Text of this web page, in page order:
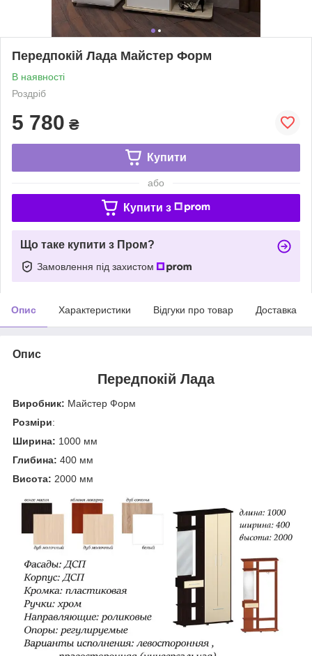
Передпокій Лада Майстер Форм
В наявності
Роздріб
5 780 ₴
Купити
або
Купити з
Що таке купити з Пром?
Замовлення під захистом
Опис Характеристики Відгуки про товар Доставка
Опис
Передпокій Лада
Виробник: Майстер Форм
Розміри:
Ширина: 1000 мм
Глибина: 400 мм
Висота: 2000 мм